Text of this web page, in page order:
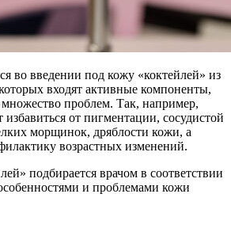
во введении под кожу «коктейлей» из
входят активные компоненты,
проблем. Так, например,
избавиться от пигментации, сосудистой
морщинок, дряблости кожи, а
возрастных изменений.
подбирается врачом в соответствии
и проблемами кожи